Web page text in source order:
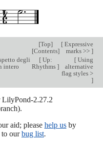
[Top]
[Contents]
[Expressive
marks >> ]
degli
intero
[Up:
Rhythms]
[Using
alternative
flag styles >
]
LilyPond-2.27.2
aid; please help usby
to ourbug list.